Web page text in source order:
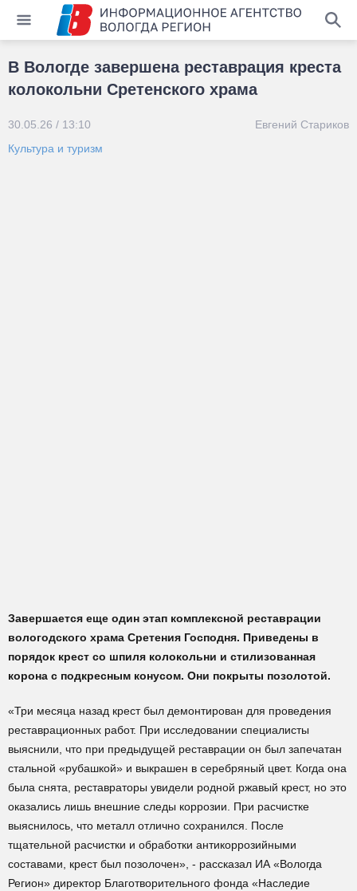
В Вологде завершена реставрация креста
колокольни Сретенского храма
30.05.26 / 13:10
Евгений Стариков
Культура и туризм
Завершается еще один этап комплексной реставрации
вологодского храма Сретения Господня. Приведены в
порядок крест со шпиля колокольни и стилизованная
корона с подкресным конусом. Они покрыты позолотой.
«Три месяца назад крест был демонтирован для проведения
реставрационных работ. При исследовании специалисты
выяснили, что при предыдущей реставрации он был запечатан
стальной «рубашкой» и выкрашен в серебряный цвет. Когда она
была снята, реставраторы увидели родной ржавый крест, но это
оказались лишь внешние следы коррозии. При расчистке
выяснилось, что металл отлично сохранился. После
тщательной расчистки и обработки антикоррозийными
составами, крест был позолочен», - рассказал ИА «Вологда
Регион» директор Благотворительного фонда «Наследие